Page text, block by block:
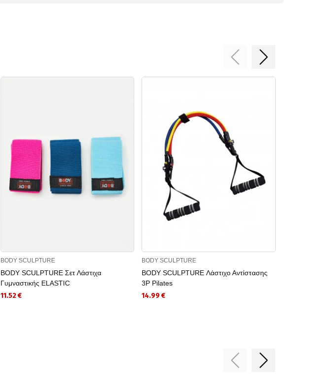
BODY SCULPTURE
BODY SCULPTURE Σετ Λάστιχα
Γυμναστικής ELASTIC
11.52 €
BODY SCULPTURE
BODY SCULPTURE Λάστιχο Αντίστασης
3P Pilates
14.99 €